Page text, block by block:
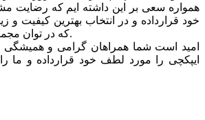
همواره سعی بر این داشته ایم که رضایت
خود قرارداده و در انتخاب بهترین کیفیت و
که در توان مجموعه است دریغ ننماییم.
امید است شما همراهان گرامی و
ایپکچی را مورد لطف خود قرارداده و ما